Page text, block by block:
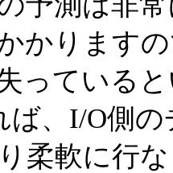
かります
っている
ば、I/O側
柔軟に行